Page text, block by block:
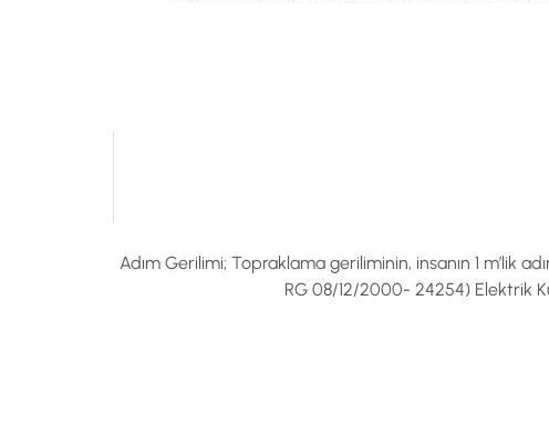
Adım Gerilimi; Topraklama geriliminin, insanın 1 m’lik
RG 08/12/2000- 24254) Elektrik